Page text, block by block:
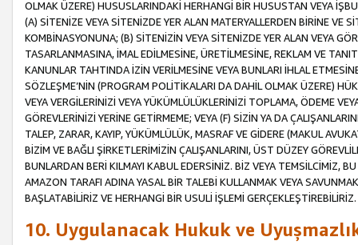
OLMAK ÜZERE) HUSUSLARINDAKİ HERHANGİ BİR HUSUSTAN VEYA
(A) SİTENİZE VEYA SİTENİZDE YER ALAN MATERYALLERDEN BİRİNE VE
KOMBİNASYONUNA; (B) SİTENİZİN VEYA SİTENİZDE YER ALAN VEYA
TASARLANMASINA, İMAL EDİLMESİNE, ÜRETİLMESİNE, REKLAM VE
KANUNLAR TAHTINDA İZİN VERİLMESİNE VEYA BUNLARI İHLAL
SÖZLEŞME’NİN (PROGRAM POLİTİKALARI DA DAHİL OLMAK ÜZERE)
VEYA VERGİLERİNİZİ VEYA YÜKÜMLÜLÜKLERİNİZİ TOPLAMA, ÖDEME
GÖREVLERİNİZİ YERİNE GETİRMEME; VEYA (F) SİZİN YA DA
TALEP, ZARAR, KAYIP, YÜKÜMLÜLÜK, MASRAF VE GİDERE (MAKUL
BİZİM VE BAĞLI ŞİRKETLERİMİZİN ÇALIŞANLARINI, ÜST DÜZEY
BUNLARDAN BERİ KILMAYI KABUL EDERSİNİZ. BİZ VEYA TEMSİLCİMİZ,
AMAZON TARAFI ADINA YASAL BİR TALEBİ KULLANMAK VEYA
BAŞLATABİLİRİZ VE HERHANGİ BİR USULİ İŞLEMİ GERÇEKLEŞTİREBİLİRİZ.
10. Uygulanacak Hukuk ve